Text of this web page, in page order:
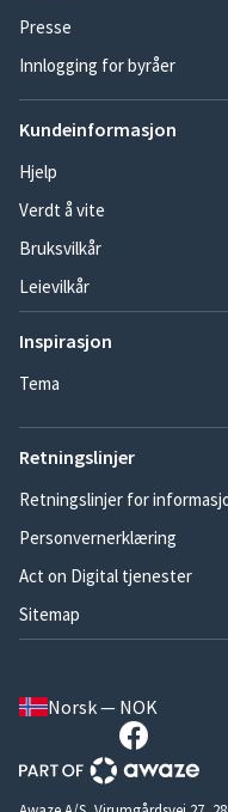
Presse
Innlogging for byråer
Kundeinformasjon
Hjelp
Verdt å vite
Bruksvilkår
Leievilkår
Inspirasjon
Tema
Retningslinjer
Retningslinjer for
Personvernerklæring
Act on Digital tjenester
Sitemap
Norsk — NOK